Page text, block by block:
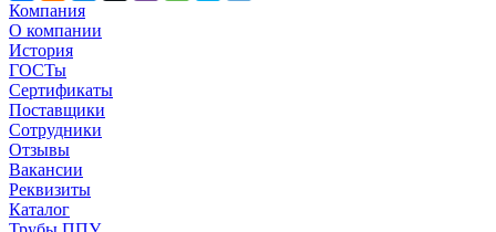
Компания
О компании
История
ГОСТы
Сертификаты
Поставщики
Сотрудники
Отзывы
Вакансии
Реквизиты
Каталог